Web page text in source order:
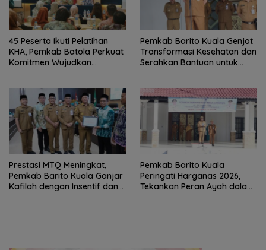
45 Peserta Ikuti Pelatihan
KHA, Pemkab Batola Perkuat
Komitmen Wujudkan
Pemkab Barito Kuala Genjot
Transformasi Kesehatan dan
Serahkan Bantuan untuk
Prestasi MTQ Meningkat,
Pemkab Barito Kuala Ganjar
Kafilah dengan Insentif dan
Pemkab Barito Kuala
Peringati Harganas 2026,
Tekankan Peran Ayah dalam